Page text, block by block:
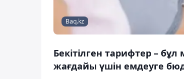
Baq.kz
Бекітілген тарифтер –
жағдайы үшін емдеуге